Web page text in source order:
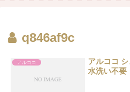
q846af9c
アルココ
アルココ
水洗い不要